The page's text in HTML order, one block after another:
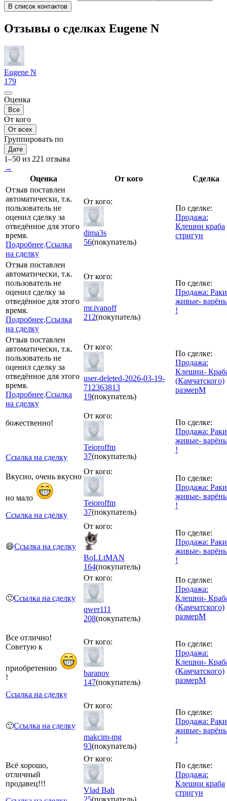
В список контактов
Отзывы о сделках Eugene N
Eugene N
179
Оценка
Все
От кого
От всех
Группировать по
Дате
1–50 из 221 отзыва
→
Оценка
От кого
Сделка
Отзыв поставлен
автоматически, т.к.
пользователь не
оценил сделку за
отведённое для этого
время.
Подробнее.Ссылка
на сделку
От кого:
dima3s
56(покупатель)
По сделке:
Продажа:
Клешни краба
стригун
Отзыв поставлен
автоматически, т.к.
пользователь не
оценил сделку за
отведённое для этого
время.
Подробнее.Ссылка
на сделку
От кого:
mr.ivanoff
212(покупатель)
По сделке:
Продажа: Раки
живые-
!
Отзыв поставлен
автоматически, т.к.
пользователь не
оценил сделку за
отведённое для этого
время.
Подробнее.Ссылка
на сделку
От кого:
user-deleted-2026-03-19-
712363813
19(покупатель)
По сделке:
Продажа:
Клешни-
(Камчатского)
размерM
божественно!
Ссылка на сделку
От кого:
Teioroffm
37(покупатель)
По сделке:
Продажа: Раки
живые-
!
Вкусно, очень вкусно
но мало
Ссылка на сделку
От кого:
Teioroffm
37(покупатель)
По сделке:
Продажа: Раки
живые-
!
😄Ссылка на сделку
От кого:
BoLLtMAN
164(покупатель)
По сделке:
Продажа: Раки
живые-
!
🙂Ссылка на сделку
От кого:
qwer111
208(покупатель)
По сделке:
Продажа:
Клешни-
(Камчатского)
размерM
Все отлично!
Советую к
приобретению
!
Ссылка на сделку
От кого:
baranov
147(покупатель)
По сделке:
Продажа:
Клешни-
(Камчатского)
размерM
🙂Ссылка на сделку
От кого:
makcim-mg
93(покупатель)
По сделке:
Продажа: Раки
живые-
!
Всё хорошо,
отличный
продавец!!!
От кого:
Vlad Bah
25(покупатель)
По сделке:
Продажа:
Клешни краба
стригун